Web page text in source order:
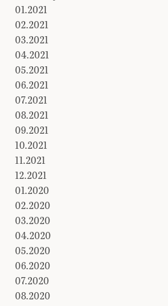
01.2021
02.2021
03.2021
04.2021
05.2021
06.2021
07.2021
08.2021
09.2021
10.2021
11.2021
12.2021
01.2020
02.2020
03.2020
04.2020
05.2020
06.2020
07.2020
08.2020